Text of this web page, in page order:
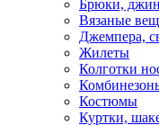
Брюки,
Вязаные
Джемпера,
Жилеты
Колготки
Костюмы
Куртки,